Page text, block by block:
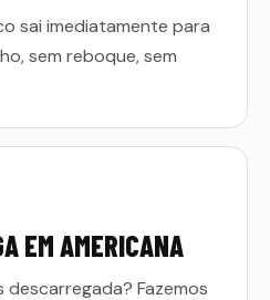
sai imediatamente para
sem reboque, sem
EM AMERICANA
descarregada? Fazemos